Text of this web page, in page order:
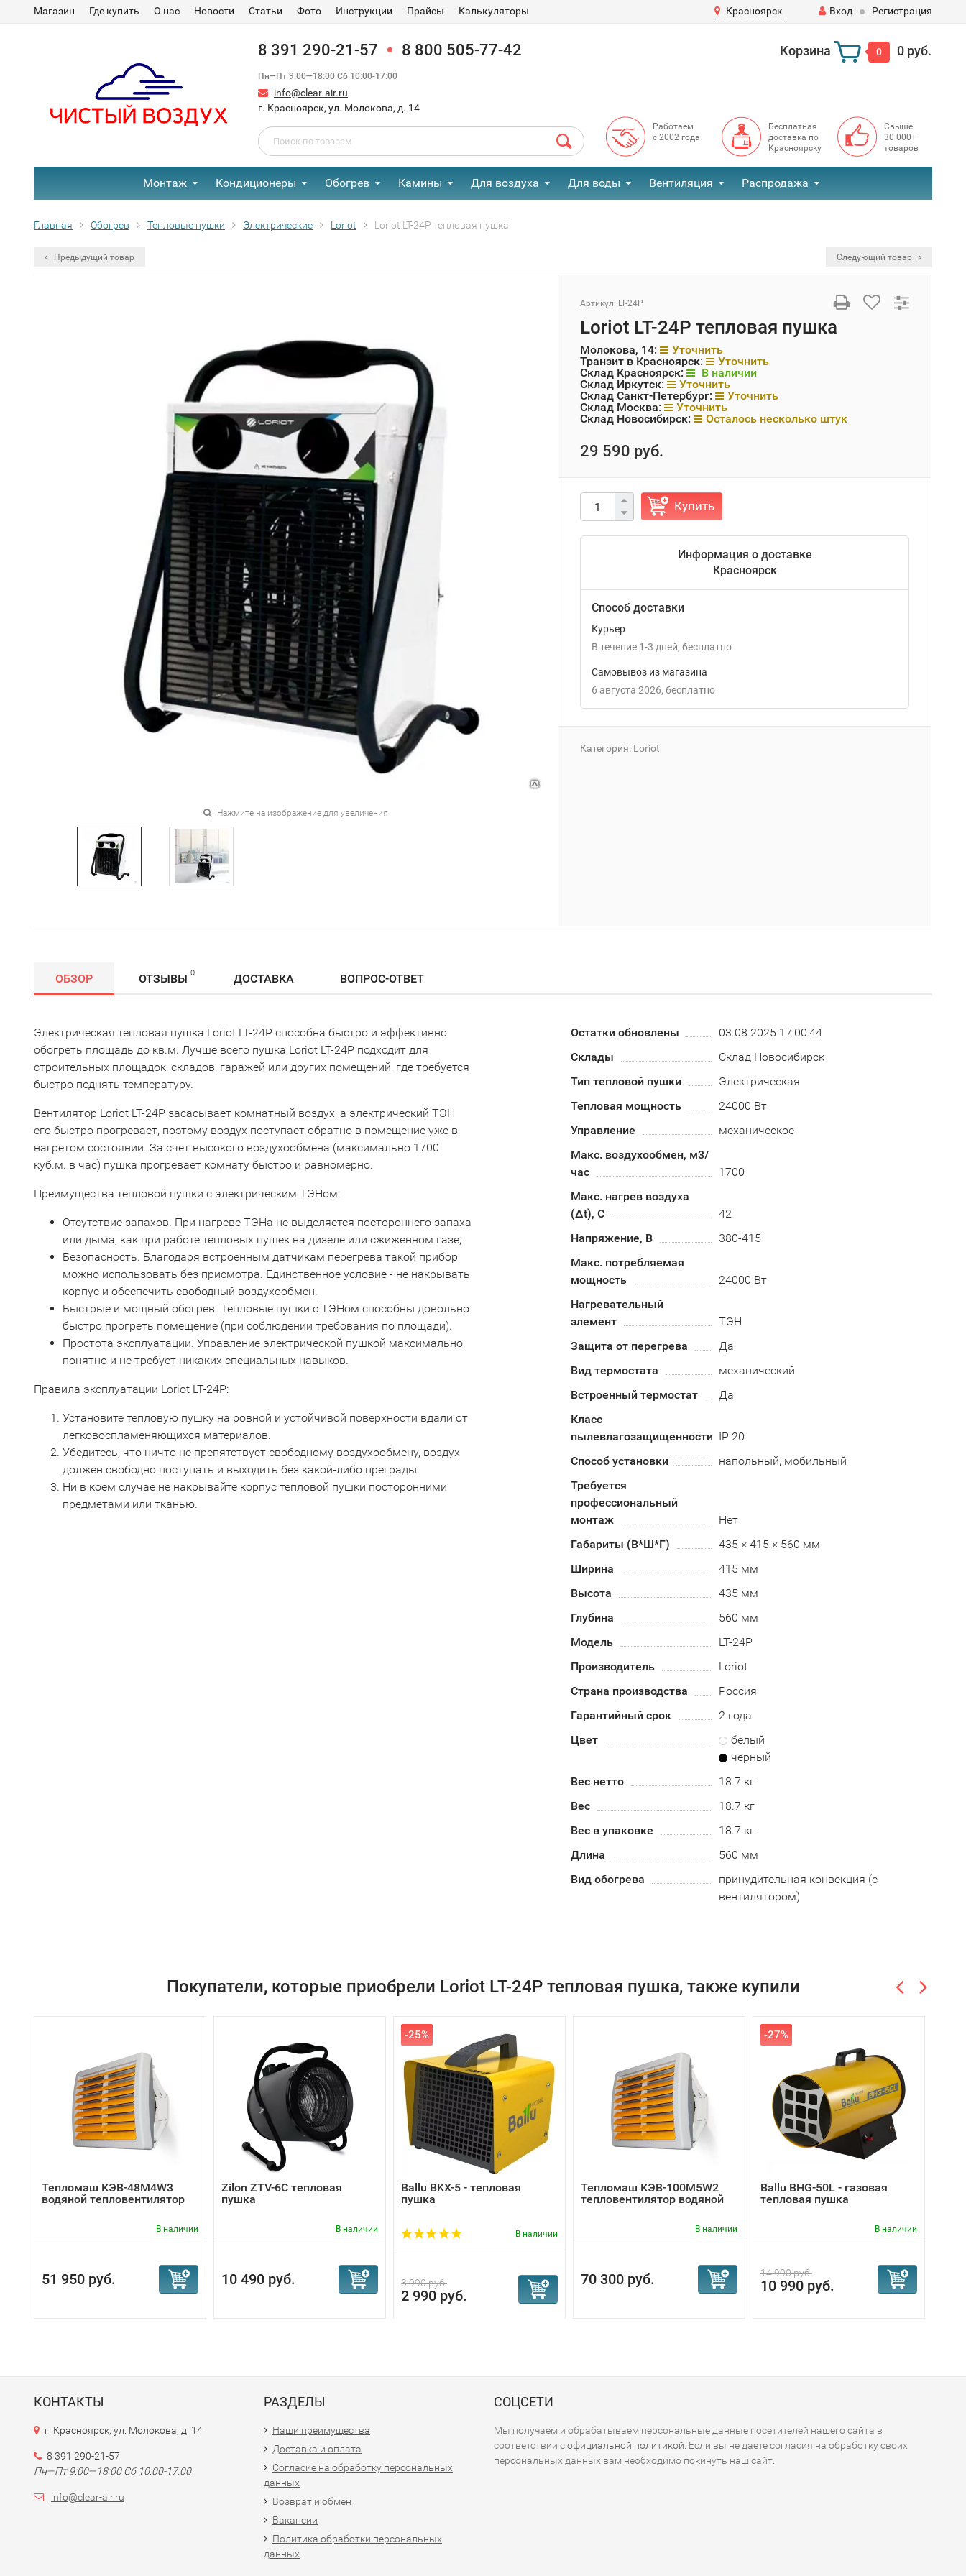
Магазин Где купить О нас Новости Статьи Фото Инструкции Прайсы Калькуляторы Красноярск Вход Регистрация
8 391 290-21-57 8 800 505-77-42
Пн—Пт 9:00—18:00 Сб 10:00-17:00
info@clear-air.ru
г. Красноярск, ул. Молокова, д. 14
Корзина 0 0 руб.
Работаем
с 2002 года
Бесплатная
доставка по
Красноярску
Свыше
30 000+
товаров
Монтаж Кондиционеры Обогрев Камины Для воздуха Для воды Вентиляция Распродажа
Главная Обогрев Тепловые пушки Электрические Loriot Loriot LT-24P тепловая пушка
Предыдущий товар Следующий товар
Нажмите на изображение для увеличения
Артикул: LT-24P
Loriot LT-24P тепловая пушка
Молокова, 14:
Уточнить
Транзит в Красноярск:
Уточнить
Склад Красноярск:
В наличии
Склад Иркутск:
Уточнить
Склад Санкт-Петербург:
Уточнить
Склад Москва:
Уточнить
Склад Новосибирск:
Осталось несколько штук
29 590 руб.
Купить
Информация о доставке
Красноярск
Способ доставки
Курьер
В течение 1-3 дней Бесплатно
Самовывоз из магазина
6 августа 2026
Бесплатно
Категория: Loriot
ОБЗОР ОТЗЫВЫ 0 ДОСТАВКА ВОПРОС-ОТВЕТ
Электрическая тепловая пушка Loriot LT-24P способна быстро и эффективно
обогреть площадь до кв.м. Лучше всего пушка Loriot LT-24P подходит для
строительных площадок, складов, гаражей или других помещений, где требуется
быстро поднять температуру.
Вентилятор Loriot LT-24P засасывает комнатный воздух, а электрический ТЭН
его быстро прогревает, поэтому воздух поступает обратно в помещение уже в
нагретом состоянии. За счет высокого воздухообмена (максимально 1700
куб.м. в час) пушка прогревает комнату быстро и равномерно.
Преимущества тепловой пушки с электрическим ТЭНом:
Отсутствие запахов. При нагреве ТЭНа не выделяется постороннего запаха
или дыма, как при работе тепловых пушек на дизеле или сжиженном газе;
Безопасность. Благодаря встроенным датчикам перегрева такой прибор
можно использовать без присмотра. Единственное условие - не накрывать
корпус и обеспечить свободный воздухообмен.
Быстрые и мощный обогрев. Тепловые пушки с ТЭНом способны довольно
быстро прогреть помещение (при соблюдении требования по площади).
Простота эксплуатации. Управление электрической пушкой максимально
понятно и не требует никаких специальных навыков.
Правила эксплуатации Loriot LT-24P:
Установите тепловую пушку на ровной и устойчивой поверхности вдали от
легковоспламеняющихся материалов.
Убедитесь, что ничто не препятствует свободному воздухообмену, воздух
должен свободно поступать и выходить без какой-либо преграды.
Ни в коем случае не накрывайте корпус тепловой пушки посторонними
предметами или тканью.
Остатки обновлены
03.08.2025 17:00:44
Склады
Склад Новосибирск
Тип тепловой пушки
Электрическая
Тепловая мощность
24000 Вт
Управление
механическое
Макс. воздухообмен, м3/
час
1700
Макс. нагрев воздуха
(Δt), C
42
Напряжение, В
380-415
Макс. потребляемая
мощность
24000 Вт
Нагревательный
элемент
ТЭН
Защита от перегрева
Да
Вид термостата
механический
Встроенный термостат
Да
Класс
пылевлагозащищенности IP 20
Способ установки
напольный, мобильный
Требуется
профессиональный
монтаж
Нет
Габариты (В*Ш*Г)
435 × 415 × 560 мм
Ширина
415 мм
Высота
435 мм
Глубина
560 мм
Модель
LT-24P
Производитель
Loriot
Страна производства
Россия
Гарантийный срок
2 года
Цвет
белый
черный
Вес нетто
18.7 кг
Вес
18.7 кг
Вес в упаковке
18.7 кг
Длина
560 мм
Вид обогрева
принудительная конвекция (с
вентилятором)
Покупатели, которые приобрели Loriot LT-24P тепловая пушка, также купили
Тепломаш КЭВ-48М4W3
водяной тепловентилятор
В наличии
51 950 руб.
Zilon ZTV-6C тепловая
пушка
В наличии
10 490 руб.
-25%
Ballu BKX-5 - тепловая
пушка
В наличии
3 990 руб.
2 990 руб.
Тепломаш КЭВ-100M5W2
тепловентилятор водяной
В наличии
70 300 руб.
-27%
Ballu BHG-50L - газовая
тепловая пушка
В наличии
14 990 руб.
10 990 руб.
КОНТАКТЫ
г. Красноярск, ул. Молокова, д. 14
8 391 290-21-57
Пн—Пт 9:00—18:00 Сб 10:00-17:00
info@clear-air.ru
РАЗДЕЛЫ
Наши преимущества
Доставка и оплата
Согласие на обработку персональных
данных
Возврат и обмен
Вакансии
Политика обработки персональных
данных
СОЦСЕТИ
Мы получаем и обрабатываем персональные данные посетителей нашего сайта в
соответствии софициальной политикой . Если вы не даете согласия на обработку своих
персональных данных,вам необходимо покинуть наш сайт.